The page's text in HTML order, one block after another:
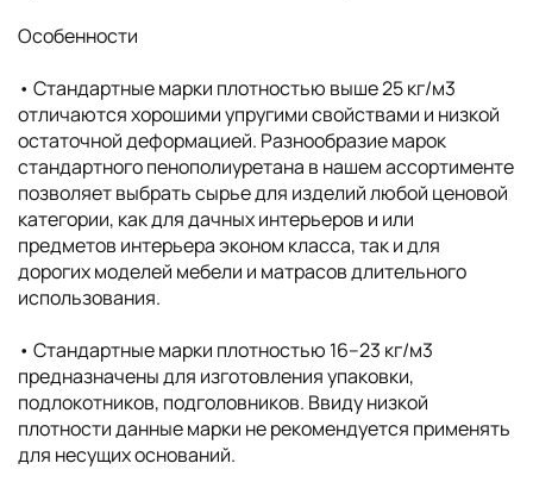
Особенности
• Cтандартные марки плотностью выше 25 кг/м3
отличаются хорошими упругими свойствами и низкой
остаточной деформацией. Разнообразие марок
стандартного пенополиуретана в нашем ассортименте
позволяет выбрать сырье для изделий любой ценовой
категории, как для дачных интерьеров и или
предметов интерьера эконом класса, так и для
дорогих моделей мебели и матрасов длительного
использования.
• Cтандартные марки плотностью 16–23 кг/м3
предназначены для изготовления упаковки,
подлокотников, подголовников. Ввиду низкой
плотности данные марки не рекомендуется применять
для несущих оснований.